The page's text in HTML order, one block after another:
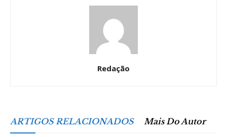
Redação
ARTIGOS RELACIONADOS Mais Do Autor